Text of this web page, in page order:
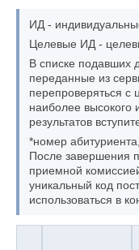
ИД -
Целевые ИД -
В списке подавших
переданные из
перепроверяться с
наиболее высокого
результатов
*номер
После завершения
приемной
уникальный код
использоваться в